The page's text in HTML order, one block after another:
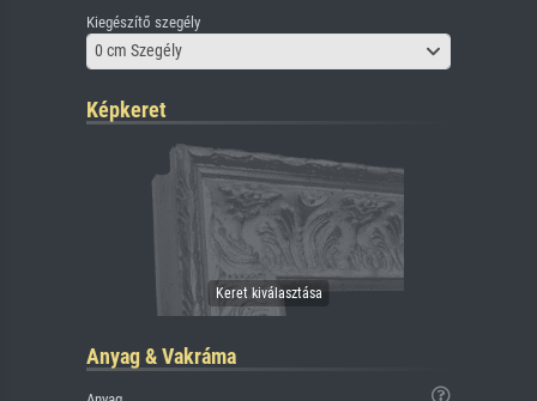
Kiegészítő szegély
0 cm Szegély
Képkeret
Anyag & Vakráma